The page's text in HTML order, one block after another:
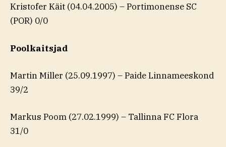
Kristofer Käit (04.04.2005) – Portimonense SC
(POR) 0/0
Poolkaitsjad
Martin Miller (25.09.1997) – Paide Linnameeskond
39/2
Markus Poom (27.02.1999) – Tallinna FC Flora
31/0